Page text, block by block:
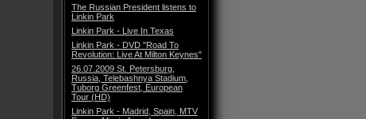
The Russian President listens to
Linkin Park
Linkin Park - Live In Texas
Linkin Park - DVD "Road To
Revolution: Live At Milton Keynes"
26.07.2009 St. Petersburg,
Russia, Telebashnya Stadium,
Tuborg Greenfest, European
Tour (HD)
Linkin Park - Madrid, Spain, MTV